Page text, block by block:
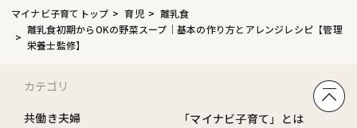
マイナビ子育てトップ 育児
離乳食
離乳食初期からOKの野菜スープ｜基本の作り方とアレンジレシピ【管理
栄養士監修】
カテゴリ
共働き夫婦
「マイナビ子育て」とは